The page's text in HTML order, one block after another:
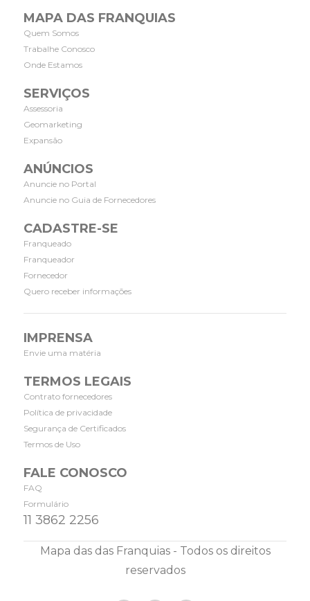
MAPA DAS FRANQUIAS
Quem Somos
Trabalhe Conosco
Onde Estamos
SERVIÇOS
Assessoria
Geomarketing
Expansão
ANÚNCIOS
Anuncie no Portal
Anuncie no Guia de Fornecedores
CADASTRE-SE
Franqueado
Franqueador
Fornecedor
Quero receber informações
IMPRENSA
Envie uma matéria
TERMOS LEGAIS
Contrato fornecedores
Política de privacidade
Segurança de Certificados
Termos de Uso
FALE CONOSCO
FAQ
Formulário
11 3862 2256
Mapa das das Franquias - Todos os direitos
reservados